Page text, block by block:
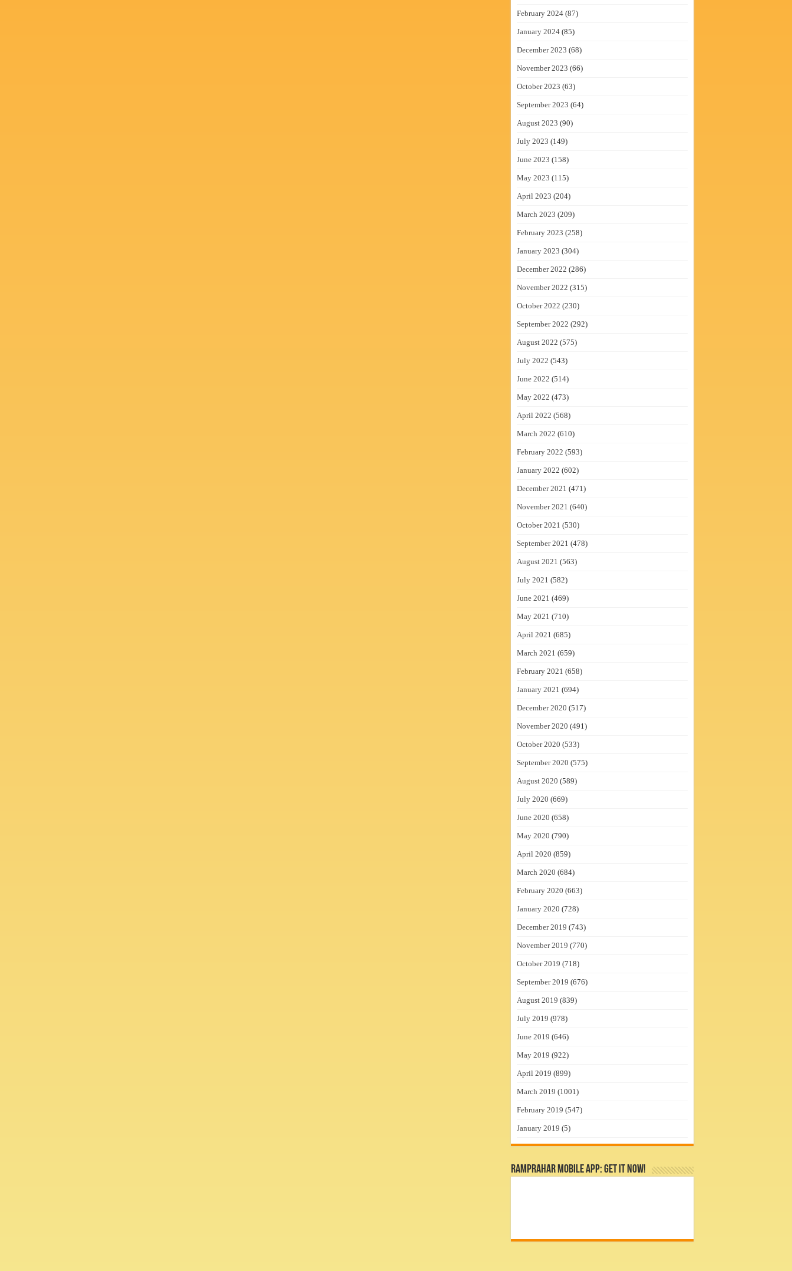
February 2024 (87)
January 2024 (85)
December 2023 (68)
November 2023 (66)
October 2023 (63)
September 2023 (64)
August 2023 (90)
July 2023 (149)
June 2023 (158)
May 2023 (115)
April 2023 (204)
March 2023 (209)
February 2023 (258)
January 2023 (304)
December 2022 (286)
November 2022 (315)
October 2022 (230)
September 2022 (292)
August 2022 (575)
July 2022 (543)
June 2022 (514)
May 2022 (473)
April 2022 (568)
March 2022 (610)
February 2022 (593)
January 2022 (602)
December 2021 (471)
November 2021 (640)
October 2021 (530)
September 2021 (478)
August 2021 (563)
July 2021 (582)
June 2021 (469)
May 2021 (710)
April 2021 (685)
March 2021 (659)
February 2021 (658)
January 2021 (694)
December 2020 (517)
November 2020 (491)
October 2020 (533)
September 2020 (575)
August 2020 (589)
July 2020 (669)
June 2020 (658)
May 2020 (790)
April 2020 (859)
March 2020 (684)
February 2020 (663)
January 2020 (728)
December 2019 (743)
November 2019 (770)
October 2019 (718)
September 2019 (676)
August 2019 (839)
July 2019 (978)
June 2019 (646)
May 2019 (922)
April 2019 (899)
March 2019 (1001)
February 2019 (547)
January 2019 (5)
RamPrahar Mobile App: Get it Now!